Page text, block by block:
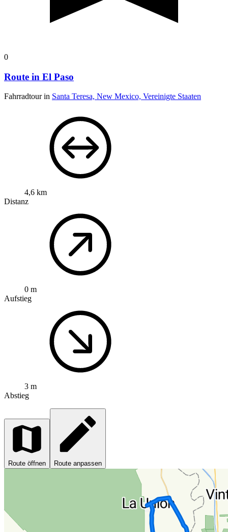
0
Route in El Paso
Fahrradtour in Santa Teresa, New Mexico, Vereinigte Staaten
4,6 km
Distanz
0 m
Aufstieg
3 m
Abstieg
Route öffnen Route anpassen